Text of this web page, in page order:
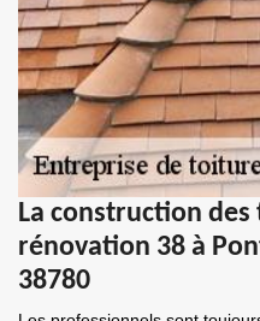
La construction
rénovation 38 à
38780